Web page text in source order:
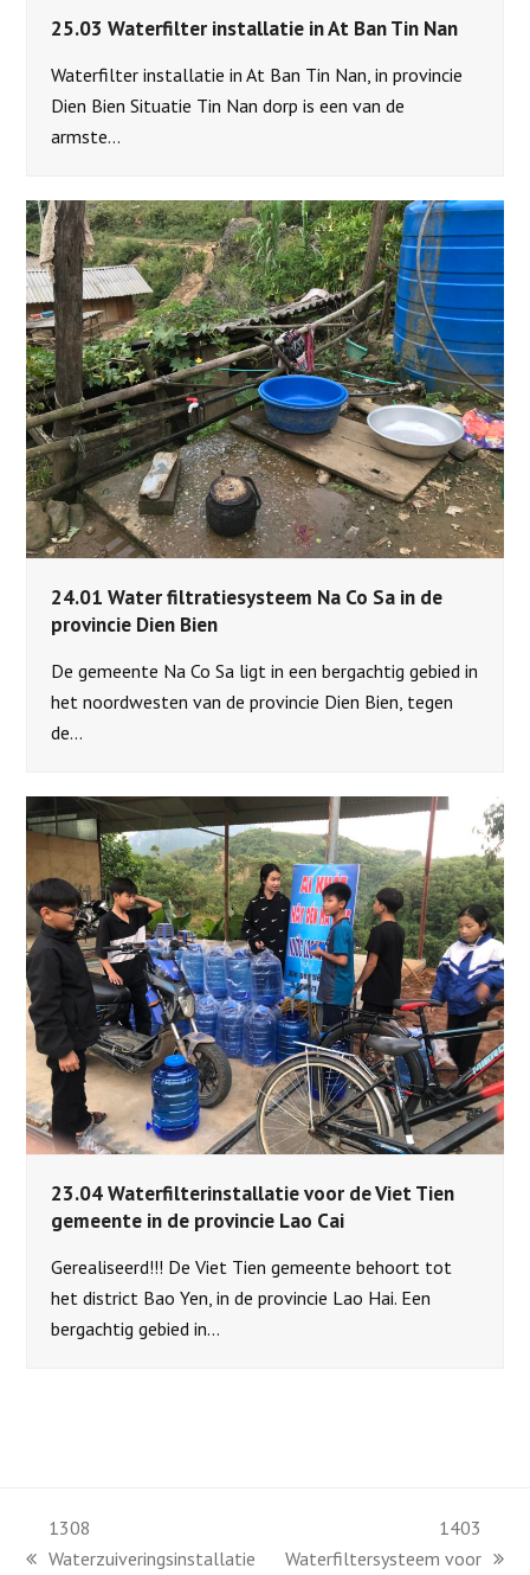
25.03 Waterfilter installatie in At Ban Tin Nan
Waterfilter installatie in At Ban Tin Nan, in provincie
Dien Bien Situatie Tin Nan dorp is een van de
armste…
24.01 Water filtratiesysteem Na Co Sa in de
provincie Dien Bien
De gemeente Na Co Sa ligt in een bergachtig gebied in
het noordwesten van de provincie Dien Bien, tegen
de…
23.04 Waterfilterinstallatie voor de Viet Tien
gemeente in de provincie Lao Cai
Gerealiseerd!!! De Viet Tien gemeente behoort tot
het district Bao Yen, in de provincie Lao Hai. Een
bergachtig gebied in…
1308
Waterzuiveringsinstallatie
1403
Waterfiltersysteem voor